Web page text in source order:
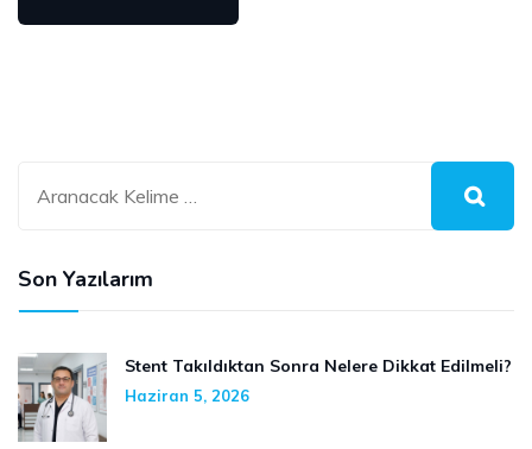
Son Yazılarım
Stent Takıldıktan Sonra Nelere Dikkat Edilmeli?
Haziran 5, 2026